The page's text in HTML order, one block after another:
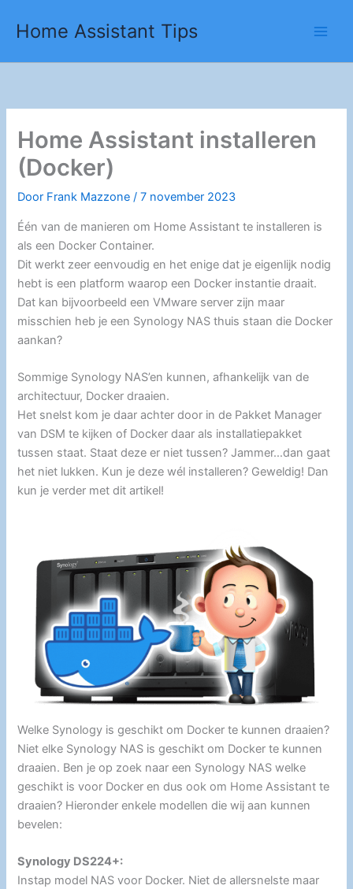
naar
inhoud
Home Assistant Tips
Home Assistant installeren
(Docker)
Door Frank Mazzone/7 november 2023
Één van de manieren om Home Assistant te installeren is
als een Docker Container.
Dit werkt zeer eenvoudig en het enige dat je eigenlijk nodig
hebt is een platform waarop een Docker instantie draait.
Dat kan bijvoorbeeld een VMware server zijn maar
misschien heb je een Synology NAS thuis staan die Docker
aankan?
Sommige Synology NAS’en kunnen, afhankelijk van de
architectuur, Docker draaien.
Het snelst kom je daar achter door in de Pakket Manager
van DSM te kijken of Docker daar als installatiepakket
tussen staat. Staat deze er niet tussen? Jammer…dan gaat
het niet lukken. Kun je deze wél installeren? Geweldig! Dan
kun je verder met dit artikel!
Welke Synology is geschikt om Docker te kunnen draaien?
Niet elke Synology NAS is geschikt om Docker te kunnen
draaien. Ben je op zoek naar een Synology NAS welke
geschikt is voor Docker en dus ook om Home Assistant te
draaien? Hieronder enkele modellen die wij aan kunnen
bevelen:
Synology DS224+:
Instap model NAS voor Docker. Niet de allersnelste maar